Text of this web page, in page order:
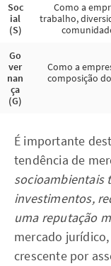
Soc
ial
(S)
Como a
trabalho,
Go
ver
nan
ça
(G)
Como a
composição
É importante
tendência de
socioambientais
investimentos,
uma reputação
mercado
crescente por